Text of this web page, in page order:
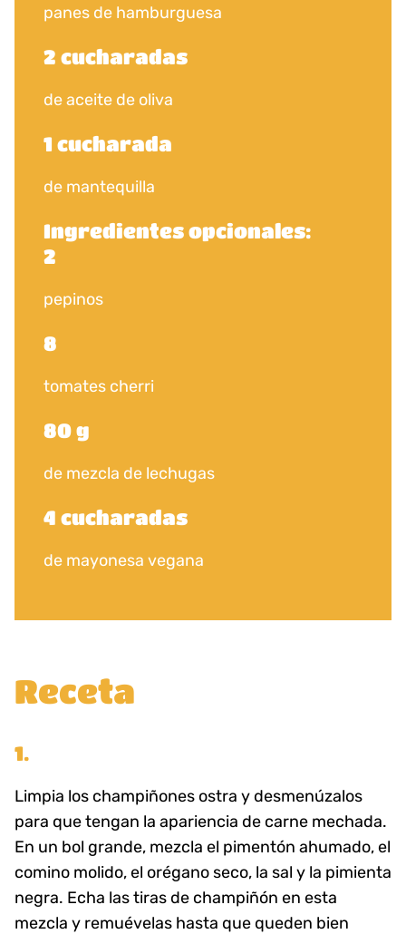
Receta
1.
Limpia los champiñones ostra y desmenúzalos
para que tengan la apariencia de carne mechada.
En un bol grande, mezcla el pimentón ahumado, el
comino molido, el orégano seco, la sal y la pimienta
negra. Echa las tiras de champiñón en esta
mezcla y remuévelas hasta que queden bien
panes de hamburguesa
2 cucharadas
de aceite de oliva
1 cucharada
de mantequilla
Ingredientes opcionales:
2
pepinos
8
tomates cherri
80 g
de mezcla de lechugas
4 cucharadas
de mayonesa vegana